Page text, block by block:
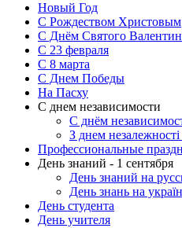
Новый Год
С Рождеством Христовым
С Днём Святого
С 23 февраля
C 8 марта
С Днем Победы
На Пасху
С днем независимости
С днём
З днем
Профессиональные
День знаний - 1 сентября
День знаний на
День знань на
День студента
День учителя